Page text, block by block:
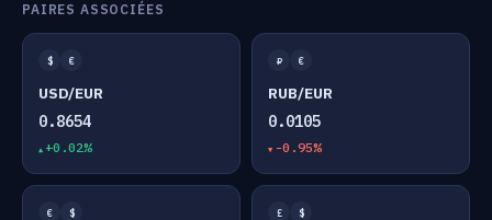
PAIRES ASSOCIÉES
$ €
USD/EUR
0.8654
+0.02%
₽ €
RUB/EUR
0.0105
-0.95%
€ $ £ $